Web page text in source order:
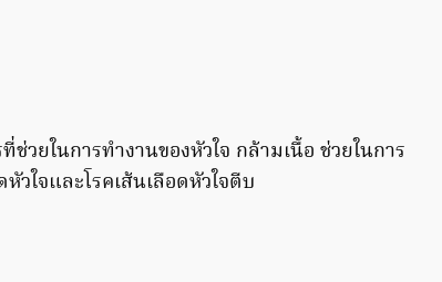
วยในการทำงานของหัวใจ กล้ามเนื้อ ช่วยในการ
ใจและโรคเส้นเลือดหัวใจตีบ